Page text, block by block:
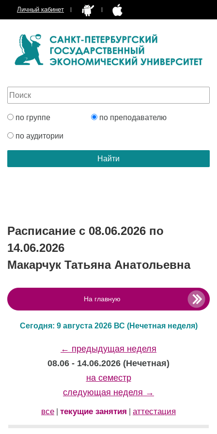
Личный кабинет
по группе по преподавателю
по аудитории
Расписание с 08.06.2026 по
14.06.2026
Макарчук Татьяна Анатольевна
На главную
Сегодня: 9 августа 2026 ВС (Нечетная неделя)
← предыдущая неделя
08.06 - 14.06.2026 (Нечетная)
на семестр
следующая неделя →
все текущие занятия аттестация